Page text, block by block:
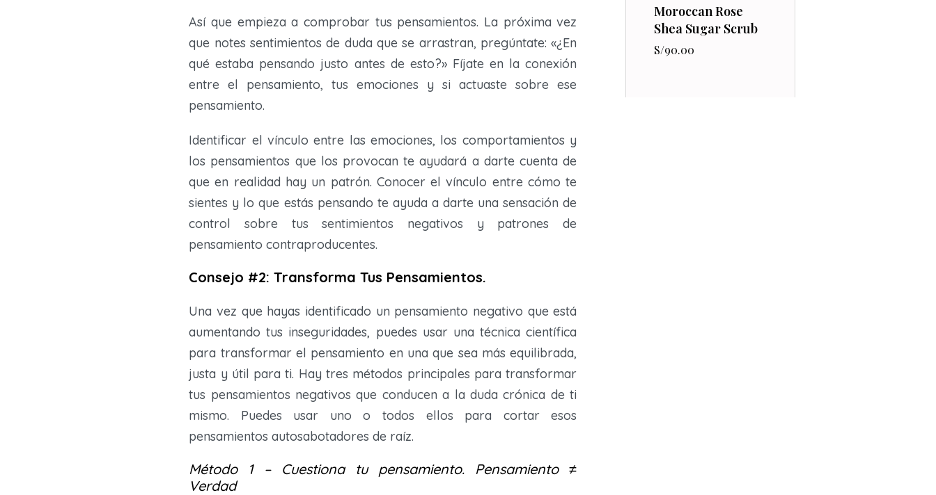
Así que empieza a comprobar tus pensamientos. La próxima vez
que notes sentimientos de duda que se arrastran, pregúntate: «¿En
qué estaba pensando justo antes de esto?» Fíjate en la conexión
entre el pensamiento, tus emociones y si actuaste sobre ese
pensamiento.
Identificar el vínculo entre las emociones, los comportamientos y
los pensamientos que los provocan te ayudará a darte cuenta de
que en realidad hay un patrón. Conocer el vínculo entre cómo te
sientes y lo que estás pensando te ayuda a darte una sensación de
control sobre tus sentimientos negativos y patrones de
pensamiento contraproducentes.
Consejo #2: Transforma Tus Pensamientos.
Una vez que hayas identificado un pensamiento negativo que está
aumentando tus inseguridades, puedes usar una técnica científica
para transformar el pensamiento en una que sea más equilibrada,
justa y útil para ti. Hay tres métodos principales para transformar
tus pensamientos negativos que conducen a la duda crónica de ti
mismo. Puedes usar uno o todos ellos para cortar esos
pensamientos autosabotadores de raíz.
Método 1 – Cuestiona tu pensamiento. Pensamiento ≠
Verdad
Moroccan Rose
Shea Sugar Scrub
S/90.00